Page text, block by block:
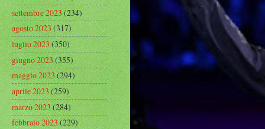
settembre 2023(234)
agosto 2023(317)
luglio 2023(350)
giugno 2023(355)
maggio 2023(294)
aprile 2023(259)
marzo 2023(284)
febbraio 2023(229)